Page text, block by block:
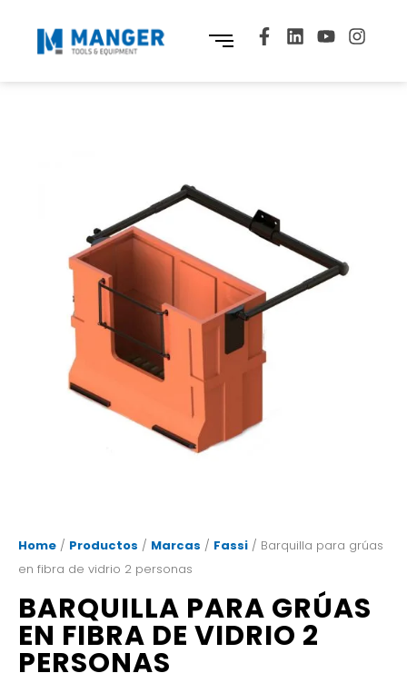
Home / Productos / Marcas / Fassi / Barquilla para grúas
en fibra de vidrio 2 personas
BARQUILLA PARA GRÚAS
EN FIBRA DE VIDRIO 2
PERSONAS